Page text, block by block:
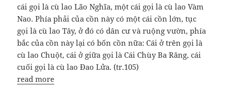
cái gọi là cù lao Lão Nghĩa, một cái gọi là cù lao Vàm
Nao. Phía phải của cồn này có một cái cồn lớn, tục
gọi là cù lao Tây, ở đó có dân cư và ruộng vườn, phía
bắc của cồn này lại có bốn cồn nữa: Cái ở trên gọi là
cù lao Chuột, cái ở giữa gọi là Cái Chùy Ba Răng, cái
cuối gọi là cù lao Đao Lửa. (tr.105)
read more